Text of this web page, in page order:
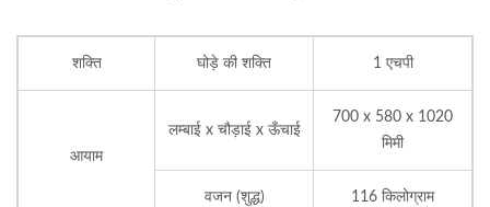
शक्ति घोड़े की शक्ति 1 एचपी
आयाम
लम्बाई x चौड़ाई x ऊँचाई
700 x 580 x 1020
मिमी
वजन (शुद्ध) 116 किलोग्राम